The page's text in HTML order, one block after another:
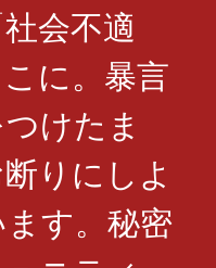
会不適
に。暴言
けたま
りにしよ
す。秘密